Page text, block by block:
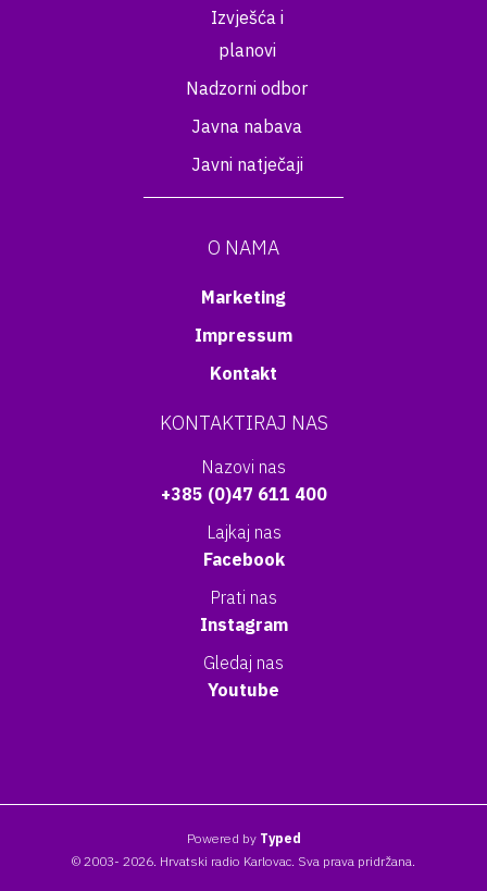
Izvješća i
planovi
Nadzorni odbor
Javna nabava
Javni natječaji
O NAMA
Marketing
Impressum
Kontakt
KONTAKTIRAJ NAS
Nazovi nas
+385 (0)47 611 400
Lajkaj nas
Facebook
Prati nas
Instagram
Gledaj nas
Youtube
Powered by Typed
© 2003- 2026. Hrvatski radio Karlovac. Sva prava pridržana.